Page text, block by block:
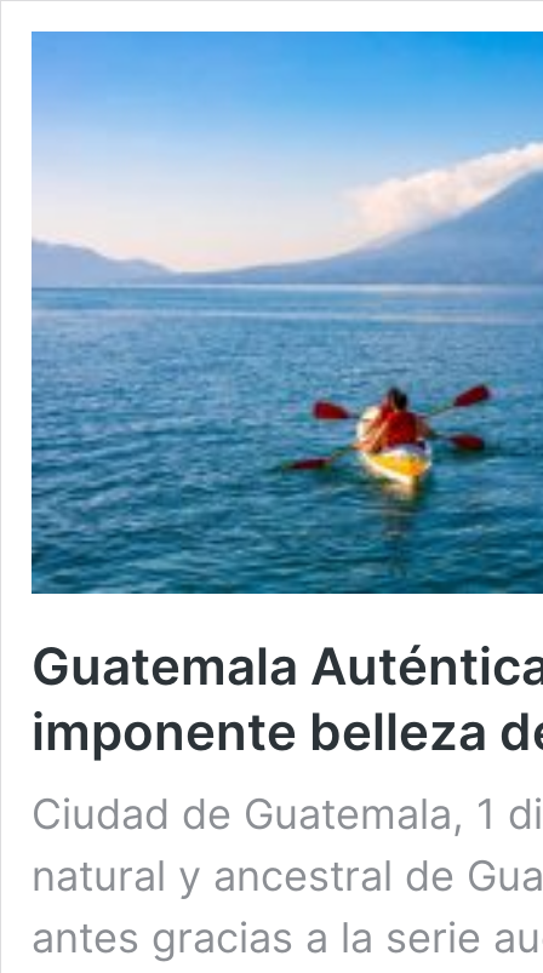
Guatemala
imponente belleza
Ciudad de Guatemala, 1
natural y ancestral de
antes gracias a la serie